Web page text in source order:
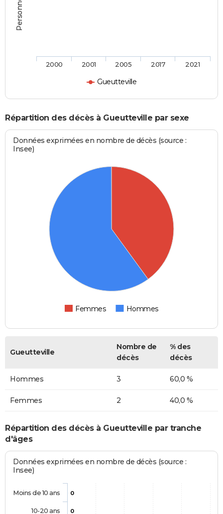
Gueutteville
2000 2001 2005 2017 2021
Répartition des décès à Gueutteville par sexe
Données exprimées en nombre de décès (source :
Insee)
Femmes Hommes
Gueutteville
Nombre de
décès
% des
décès
Hommes 3 60,0 %
Femmes 2 40,0 %
Répartition des décès à Gueutteville par tranche
d'âges
Données exprimées en nombre de décès (source :
Insee)
0
0
Moins de 10 ans
10-20 ans